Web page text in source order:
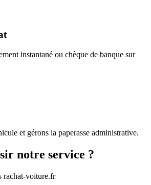
instantané ou chèque de banque sur
et gérons la paperasse administrative.
notre service ?
rachat-voiture.fr